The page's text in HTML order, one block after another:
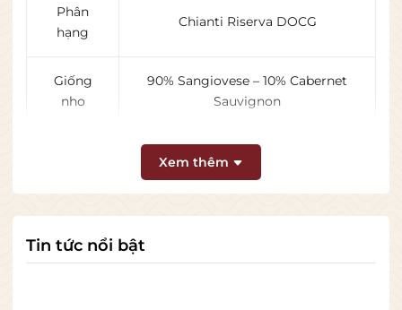
Phân
hạng
Chianti Riserva DOCG
Giống
nho
90% Sangiovese – 10% Cabernet
Sauvignon
750ml
Nồng độ
cồn
Loại vang Vang đỏ khô
Xem thêm
Tin tức nổi bật